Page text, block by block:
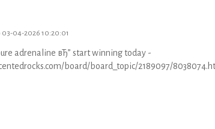
03-04-2026 10:20:01
adrenaline вЂ” start winning today -
board/board_topic/2189097/